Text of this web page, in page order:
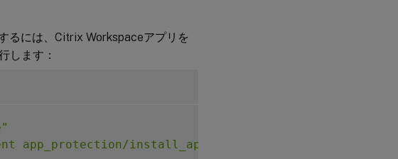
るには、Citrix Workspaceアプリを
します：
app_protection/install_app_protection select yes"